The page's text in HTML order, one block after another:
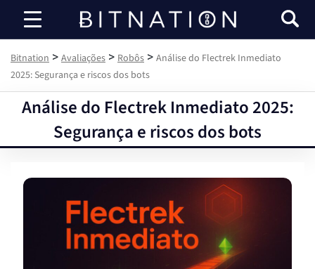
Bitnation
Bitnation > Avaliações > Robôs > Análise do Flectrek Inmediato
2025: Segurança e riscos dos bots
Análise do Flectrek Inmediato 2025:
Segurança e riscos dos bots